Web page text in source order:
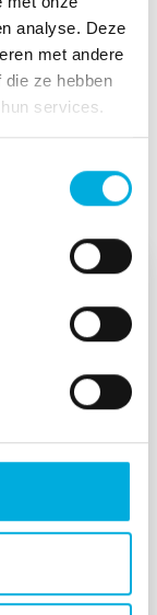
analyse. Deze
met andere
ze hebben
services.
In slechts